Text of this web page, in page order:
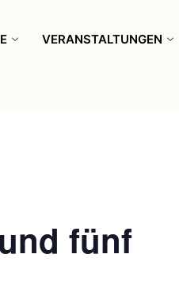
VERANSTALTUNGEN
fünf